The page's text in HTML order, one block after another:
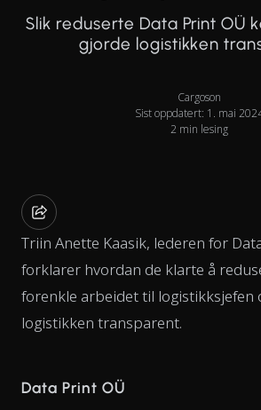
Slik reduserte Data Print OÜ
gjorde logistikken
Cargoson
Sist oppdatert: 1. mai
2 min lesing
Triin Anette Kaasik, lederen for
forklarer hvordan de klarte å
forenkle arbeidet til logistikksjefen
logistikken transparent.
Data Print OÜ